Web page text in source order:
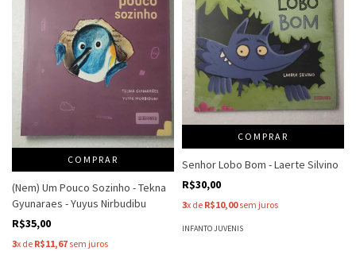
COMPRAR
(Nem) Um Pouco Sozinho - Tekna
Gyunaraes - Yuyus Nirbudibu
R$35,00
3x de R$11,67 sem juros
COMPRAR
Senhor Lobo Bom - Laerte Silvino
R$30,00
3x de R$10,00sem juros
INFANTO JUVENIS